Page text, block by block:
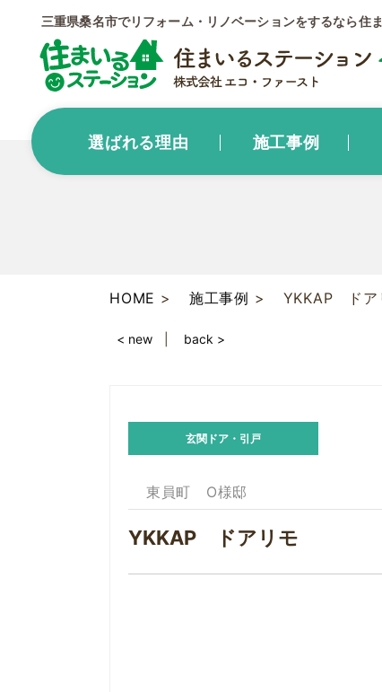
三重県桑名市でリフォーム・リノベーションをするなら住
選ばれる理由 施工事例
HOME 施工事例 YKKAP ドア
< new back >
玄関ドア・引戸
東員町 O様邸
YKKAP ドアリモ